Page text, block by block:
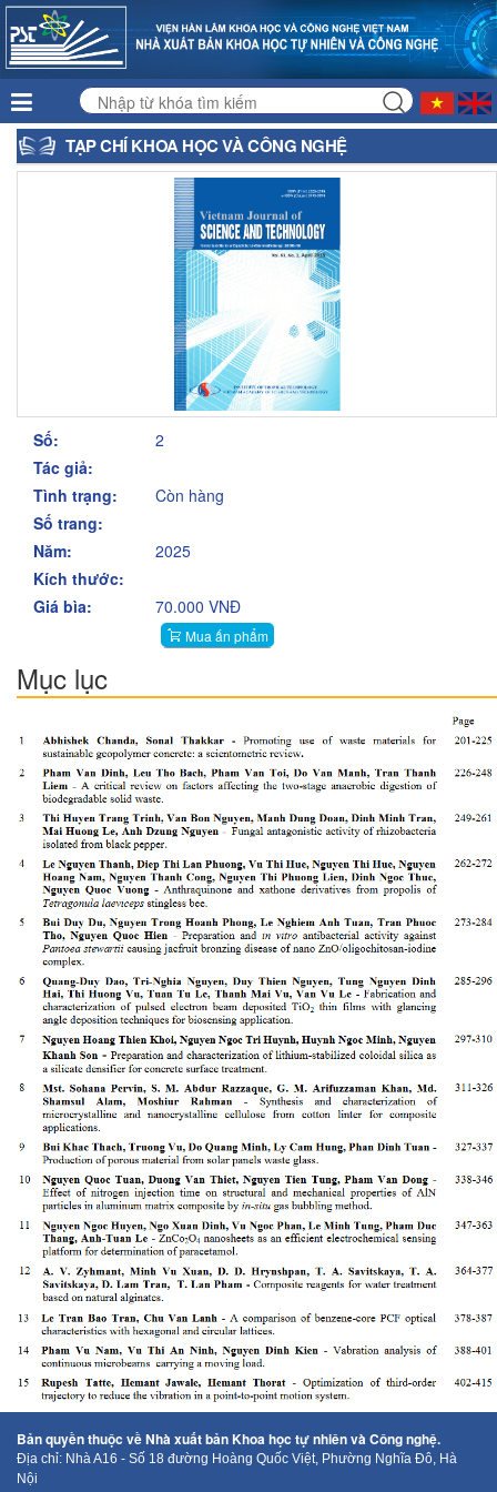
TẠP CHÍ KHOA HỌC VÀ CÔNG NGHỆ
Số:
2
Tác giả:
Tình trạng:
Còn hàng
Số trang:
Năm:
2025
Kích thước:
Giá bìa:
70.000 VNĐ
Mua ấn phẩm
Mục lục
Bản quyền thuộc về Nhà xuất bản Khoa học tự nhiên và Công nghệ.
Địa chỉ: Nhà A16 - Số 18 đường Hoàng Quốc Việt, Phường Nghĩa Đô, Hà
Nội